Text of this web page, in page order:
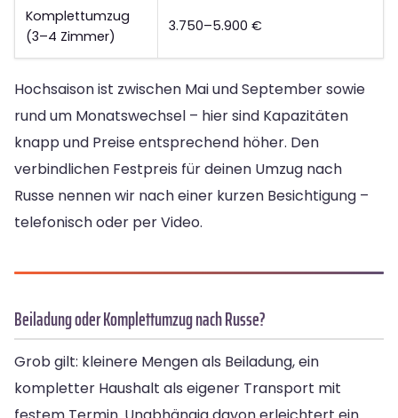
Komplettumzug
(3–4 Zimmer)
3.750–5.900 €
Hochsaison ist zwischen Mai und September sowie
rund um Monatswechsel – hier sind Kapazitäten
knapp und Preise entsprechend höher. Den
verbindlichen Festpreis für deinen Umzug nach
Russe nennen wir nach einer kurzen Besichtigung –
telefonisch oder per Video.
Beiladung oder Komplettumzug nach Russe?
Grob gilt: kleinere Mengen als Beiladung, ein
kompletter Haushalt als eigener Transport mit